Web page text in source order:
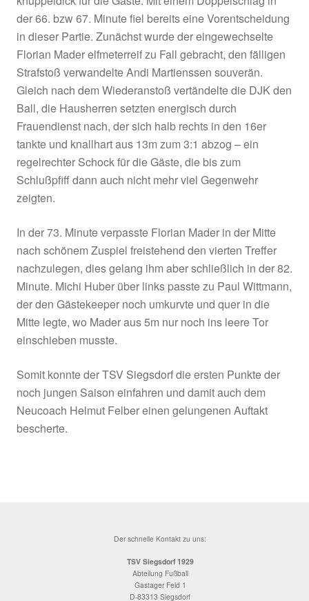
durch eine fulminante Einzelleistung von
Maierhofer der 1:1-Ausgleich, nachdem er auf
zwei Abwehrspieler austanzte, einen dritten
und schließlich TSV-Schlussmann Popp im
überraschte. Standardspezialist Maxi Wurm lag
praktisch mit dem Pausenpfiff die erneute
dem Schlappen, doch seinen platzierten 16m-
fischte Zehentner aus dem Eck.
In der ersten Viertelstunde nach der Pause
einen Wittmann-Schuß aus knapp 20m keine
Offensivaktion zu verzeichnen. Doch dann
knüppeldick für die Gäste. Mit einem
der 66. bzw 67. Minute fiel bereits eine
in dieser Partie. Zunächst wurde der
Florian Mader elfmeterreif zu Fall gebracht,
Strafstoß verwandelte Andi Martienssen
Gleich nach dem Wiederanstoß vertändelte
Ball, die Hausherren setzten energisch durch
Frauendienst nach, der sich halb rechts in den
In der 73. Minute verpasste Florian Mader in
nach schönem Zuspiel freistehend den vierten